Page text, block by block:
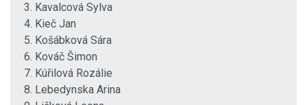
3. Kavalcová Sylva
4. Kieč Jan
5. Košábková Sára
6. Kováč Šimon
7. Kúřilová Rozálie
8. Lebedynska Arina